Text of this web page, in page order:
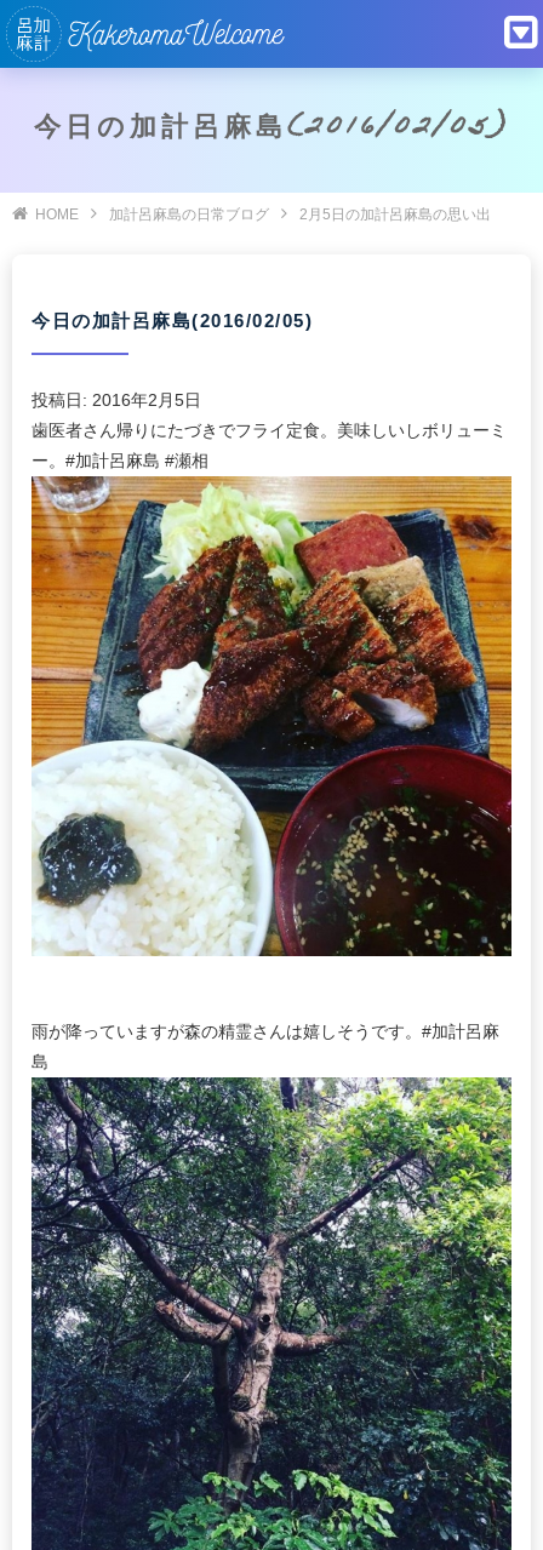
今日の加計呂麻島(2016/02/05)
HOME 加計呂麻島の日常ブログ 2月5日の加計呂麻島の思い出
今日の加計呂麻島(2016/02/05)
投稿日: 2016年2月5日
歯医者さん帰りにたづきでフライ定食。美味しいしボリューミ
ー。#加計呂麻島 #瀬相
雨が降っていますが森の精霊さんは嬉しそうです。#加計呂麻
島